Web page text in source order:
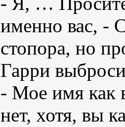
именно вас, -
стопора, но
Гарри
- Мое имя как
нет, хотя, вы